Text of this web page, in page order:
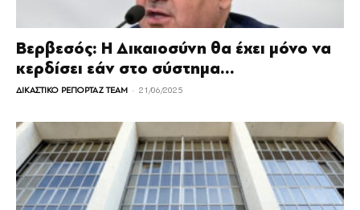
Βερβεσός: Η Δικαιοσύνη θα έχει μόνο να
κερδίσει εάν στο σύστημα...
ΔΙΚΑΣΤΙΚΟ ΡΕΠΟΡΤΑΖ TEAM - 21/06/2025